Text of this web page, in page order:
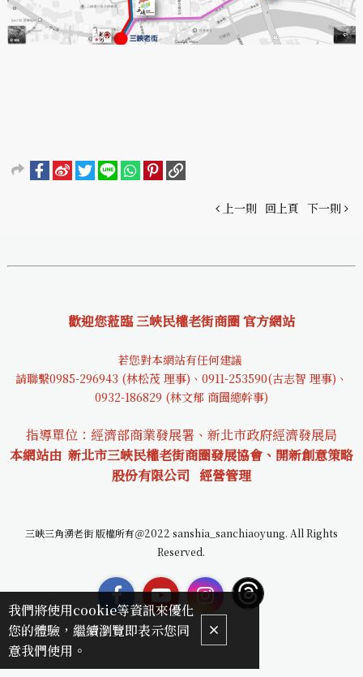
上一則 回上頁 下一則
歡迎您蒞臨 三峽民權老街商圈 官方網站
若您對本網站有任何建議
請聯繫0985-296943 (林松茂 理事)、0911-253590(古志智 理事)、
0932-186829 (林文郁 商圈總幹事)
指導單位：經濟部商業發展署、新北市政府經濟發展局
本網站由 新北市三峽民權老街商圈發展協會、開新創意策略
股份有限公司 經營管理
三峽三角湧老街 版權所有＠2022 sanshia_sanchiaoyung. All Rights
Reserved.
我們將使用cookie等資訊來優化
您的體驗，繼續瀏覽即表示您同
意我們使用。